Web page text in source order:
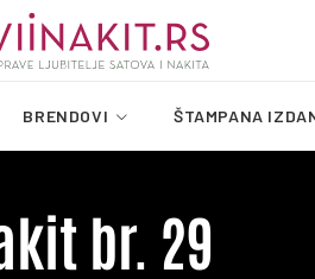
BRENDOVI ŠTAMPANA
br. 29